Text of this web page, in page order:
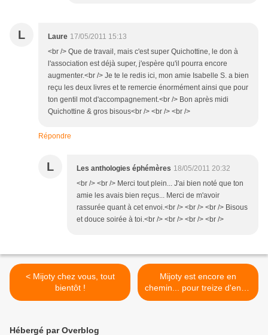
L Laure 17/05/2011 15:13
<br /> Que de travail, mais c'est super Quichottine, le don à
l'association est déjà super, j'espère qu'il pourra encore
augmenter.<br /> Je te le redis ici, mon amie Isabelle S. a bien
reçu les deux livres et te remercie énormément ainsi que pour
ton gentil mot d'accompagnement.<br /> Bon après midi
Quichottine & gros bisous<br /> <br /> <br />
Répondre
L Les anthologies éphémères 18/05/2011 20:32
<br /> <br /> Merci tout plein... J'ai bien noté que ton
amie les avais bien reçus... Merci de m'avoir
rassurée quant à cet envoi.<br /> <br /> <br /> Bisous
et douce soirée à toi.<br /> <br /> <br /> <br />
< Mijoty chez vous, tout
bientôt !
Mijoty est encore en
chemin... pour treize d'entre
vous >
Hébergé par Overblog